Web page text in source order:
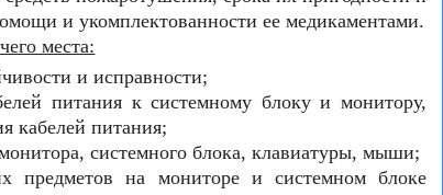
и укомплектованности ее медикаментами.
места:
и исправности;
питания к системному блоку и монитору,
кабелей питания;
системного блока, клавиатуры, мыши;
предметов на мониторе и системном блоке